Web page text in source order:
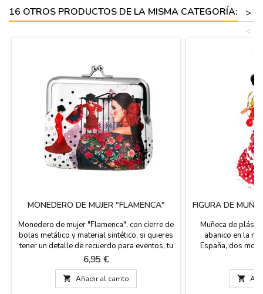
16 OTROS PRODUCTOS DE LA MISMA CATEGORÍA:
>
<
MONEDERO DE MUJER "FLAMENCA"
Monedero de mujer "Flamenca", con cierre de
bolas metálico y material sintético, si quieres
tener un detalle de recuerdo para eventos, tu
boda, etc.. regala este bonito monedero para
el bolso, es de uso diario. Medida: 10 X 10,5
cm
Precio
6,95 €
 Añadir al carrito
FIGURA DE
Muñeca de
abanico en la
España, dos
tamaños
Llevan incluidos
castañuelas.
